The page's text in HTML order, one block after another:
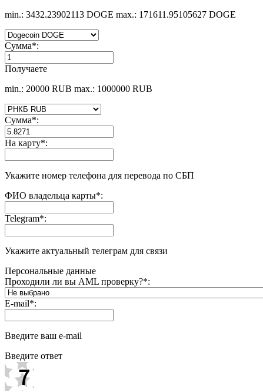
min.: 3432.23902113 DOGE max.: 171611.95105627 DOGE
Сумма*:
Получаете
min.: 20000 RUB max.: 1000000 RUB
Сумма*:
На карту*:
Укажите номер телефона для перевода по СБП
ФИО владельца карты*:
Telegram*:
Укажите актуальный телеграм для связи
Персональные данные
Проходили ли вы AML проверку?*:
E-mail*:
Введите ваш e-mail
Введите ответ